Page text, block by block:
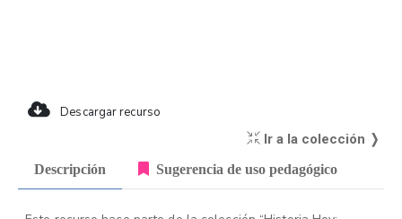
Descargar recurso
Ir a la colección ❭
Descripción Sugerencia de uso pedagógico